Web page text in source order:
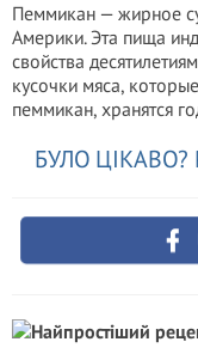
Пеммикан — жирное
Америки. Эта пища
свойства
кусочки мяса,
пеммикан, хранятся
БУЛО